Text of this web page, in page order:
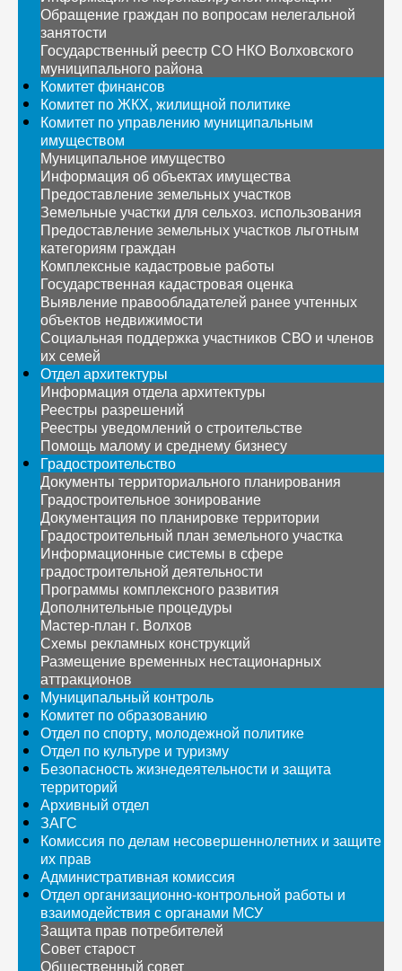
Обращение граждан по вопросам нелегальной
занятости
Государственный реестр СО НКО Волховского
муниципального района
Комитет финансов
Комитет по ЖКХ, жилищной политике
Комитет по управлению муниципальным
имуществом
Муниципальное имущество
Информация об объектах имущества
Предоставление земельных участков
Земельные участки для сельхоз. использования
Предоставление земельных участков льготным
категориям граждан
Комплексные кадастровые работы
Государственная кадастровая оценка
Выявление правообладателей ранее учтенных
объектов недвижимости
Социальная поддержка участников СВО и членов
их семей
Отдел архитектуры
Информация отдела архитектуры
Реестры разрешений
Реестры уведомлений о строительстве
Помощь малому и среднему бизнесу
Градостроительство
Документы территориального планирования
Градостроительное зонирование
Документация по планировке территории
Градостроительный план земельного участка
Информационные системы в сфере
градостроительной деятельности
Программы комплексного развития
Дополнительные процедуры
Мастер-план г. Волхов
Схемы рекламных конструкций
Размещение временных нестационарных
аттракционов
Муниципальный контроль
Комитет по образованию
Отдел по спорту, молодежной политике
Отдел по культуре и туризму
Безопасность жизнедеятельности и защита
территорий
Архивный отдел
ЗАГС
Комиссия по делам несовершеннолетних и защите
их прав
Административная комиссия
Отдел организационно-контрольной работы и
взаимодействия с органами МСУ
Защита прав потребителей
Совет старост
Общественный совет